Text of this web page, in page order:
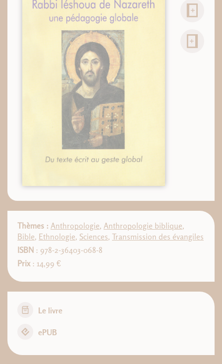
Thèmes : Anthropologie, Anthropologie biblique,
Bible, Ethnologie, Sciences, Transmission des évangiles
ISBN : 978-2-36403-068-8
Prix : 14,99 €
Le livre
ePUB